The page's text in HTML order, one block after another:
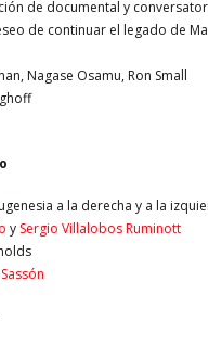
de documental y
de continuar el legado de
Nagase Osamu, Ron Small
a la derecha y a la
y Sergio Villalobos Ruminott